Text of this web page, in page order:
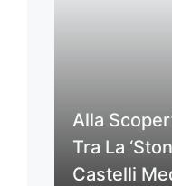
Alla
Tra La
Castelli